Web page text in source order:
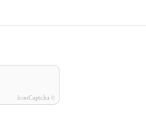
IconCaptcha ©